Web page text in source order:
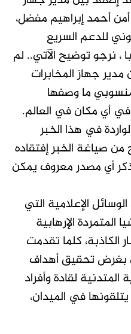
أمن أحمد إبراهيم مفضل،
للدعم السريع
، نرجو توضيح الآتي.. لم
جهاز المخابرات
ما وصفها
في أي مكان في العالم.
في هذا الخبر
صياغة الخبر إفتقاده
ذكر أي مصدر معروف يمكن
الإعلامية التي
الإرهابية
الكاذبة، كلما تقدمت
بغرض تحقيق أهداف
لقادة وأفراد
في الميدان،